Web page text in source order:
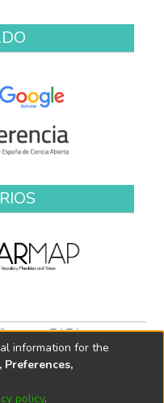
anexo 7171
information for the
policy.